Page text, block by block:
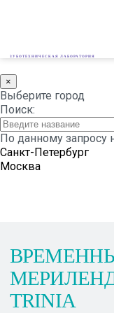
ЗУБОТЕХНИЧЕСКАЯ ЛАБОРАТОРИЯ
×
Выберите город
Поиск:
По данному запросу
Санкт-Петербург
Москва
НАШИ
TRINIA